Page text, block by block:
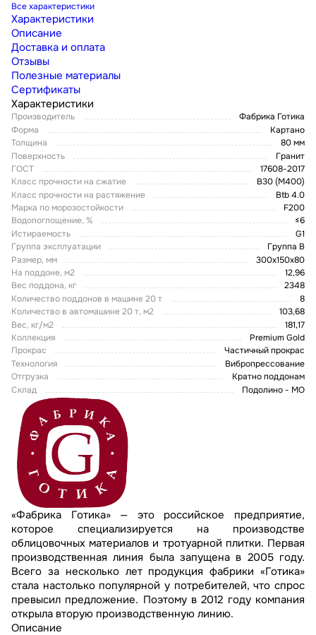
Все характеристики
Характеристики
Описание
Доставка и оплата
Отзывы
Полезные материалы
Сертификаты
Характеристики
Производитель
Фабрика Готика
Форма
Картано
Толщина
80 мм
Поверхность
Гранит
ГОСТ
17608-2017
Класс прочности на сжатие
В30 (М400)
Класс прочности на растяжение
Btb 4.0
Марка по морозостойкости
F200
Водопоглощение, %
≤6
Истираемость
G1
Группа эксплуатации
Группа В
Размер, мм
300х150х80
На поддоне, м2
12,96
Вес поддона, кг
2348
Количество поддонов в машине 20 т
8
Количество в автомашине 20 т, м2
103,68
Вес, кг/м2
181,17
Коллекция
Premium Gold
Прокрас
Частичный прокрас
Технология
Вибропрессование
Отгрузка
Кратно поддонам
Склад
Подолино - МО
«Фабрика Готика» — это российское предприятие,
которое специализируется на производстве
облицовочных материалов и тротуарной плитки. Первая
производственная линия была запущена в 2005 году.
Всего за несколько лет продукция фабрики «Готика»
стала настолько популярной у потребителей, что спрос
превысил предложение. Поэтому в 2012 году компания
открыла вторую производственную линию.
Описание